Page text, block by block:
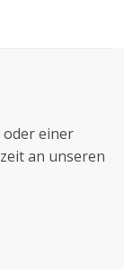
oder einer
an unseren